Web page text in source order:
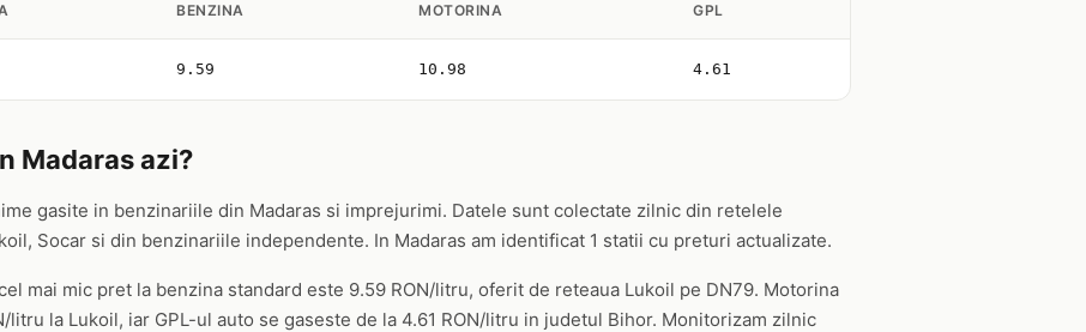
BENZINA MOTORINA GPL
9.59 10.98 4.61
Madaras azi?
gasite in benzinariile din Madaras si imprejurimi. Datele sunt colectate zilnic din retelele
Socar si din benzinariile independente. In Madaras am identificat 1 statii cu preturi actualizate.
mai mic pret la benzina standard este 9.59 RON/litru, oferit de reteaua Lukoil pe DN79. Motorina
litru la Lukoil, iar GPL-ul auto se gaseste de la 4.61 RON/litru in judetul Bihor. Monitorizam zilnic